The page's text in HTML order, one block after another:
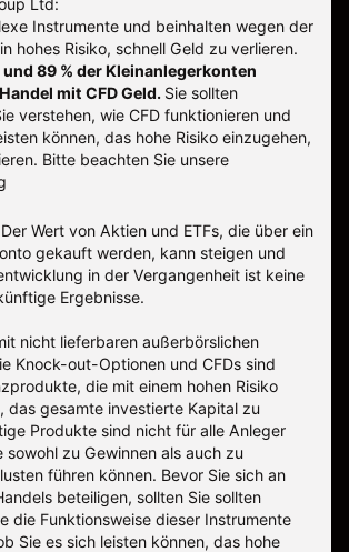
Instrumente und beinhalten wegen der
hohes Risiko, schnell Geld zu verlieren.
und 89 % der Kleinanlegerkonten
mit CFD Geld. Sie sollten
verstehen, wie CFD funktionieren und
können, das hohe Risiko einzugehen,
Bitte beachten Sie unsere
Wert von Aktien und ETFs, die über ein
gekauft werden, kann steigen und
in der Vergangenheit ist keine
Ergebnisse.
nicht lieferbaren außerbörslichen
Knock-out-Optionen und CFDs sind
die mit einem hohen Risiko
das gesamte investierte Kapital zu
Produkte sind nicht für alle Anleger
sowohl zu Gewinnen als auch zu
führen können. Bevor Sie sich an
beteiligen, sollten Sie sollten
die Funktionsweise dieser Instrumente
Sie es sich leisten können, das hohe